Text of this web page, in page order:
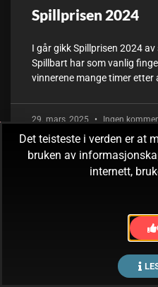
Spillprisen 2024
I går gikk Spillprisen 2024
Spillbart har som vanlig
vinnerene mange timer etter
29. mars, 2025 Ingen
Det teisteste i verden er at
bruken av
internett,